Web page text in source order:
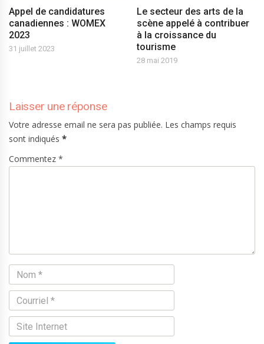
Appel de candidatures
canadiennes : WOMEX
2023
31 juillet 2023
Le secteur des arts de la
scène appelé à contribuer
à la croissance du
tourisme
28 mai 2019
Laisser une réponse
Votre adresse email ne sera pas publiée. Les champs requis
sont indiqués *
Commentez *